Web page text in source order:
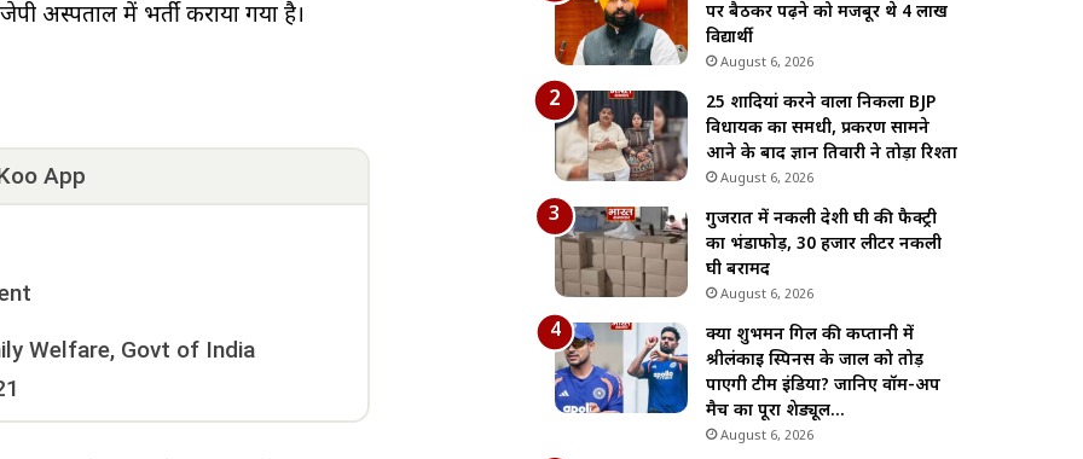
अस्पताल में भर्ती कराया गया है।
App
Welfare, Govt of India
पर बैठकर पढ़ने को मजबूर थे 4 लाख
विद्यार्थी
August 6, 2026
25 शादियां करने वाला निकला BJP
विधायक का समधी, प्रकरण सामने
आने के बाद ज्ञान तिवारी ने तोड़ा रिश्ता
August 6, 2026
गुजरात में नकली देशी घी की फैक्ट्री
का भंडाफोड़, 30 हजार लीटर नकली
घी बरामद
August 6, 2026
क्या शुभमन गिल की कप्तानी में
श्रीलंकाई स्पिनर्स के जाल को तोड़
पाएगी टीम इंडिया? जानिए वॉर्म-अप
मैच का पूरा शेड्यूल…
August 6, 2026